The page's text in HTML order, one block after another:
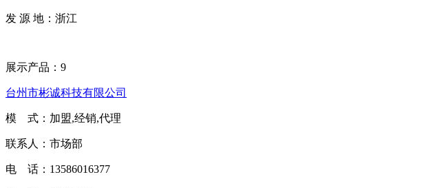
发 源 地：浙江
展示产品：9
台州市彬诚科技有限公司
模 式：加盟,经销,代理
联系人：市场部
电 话：13586016377